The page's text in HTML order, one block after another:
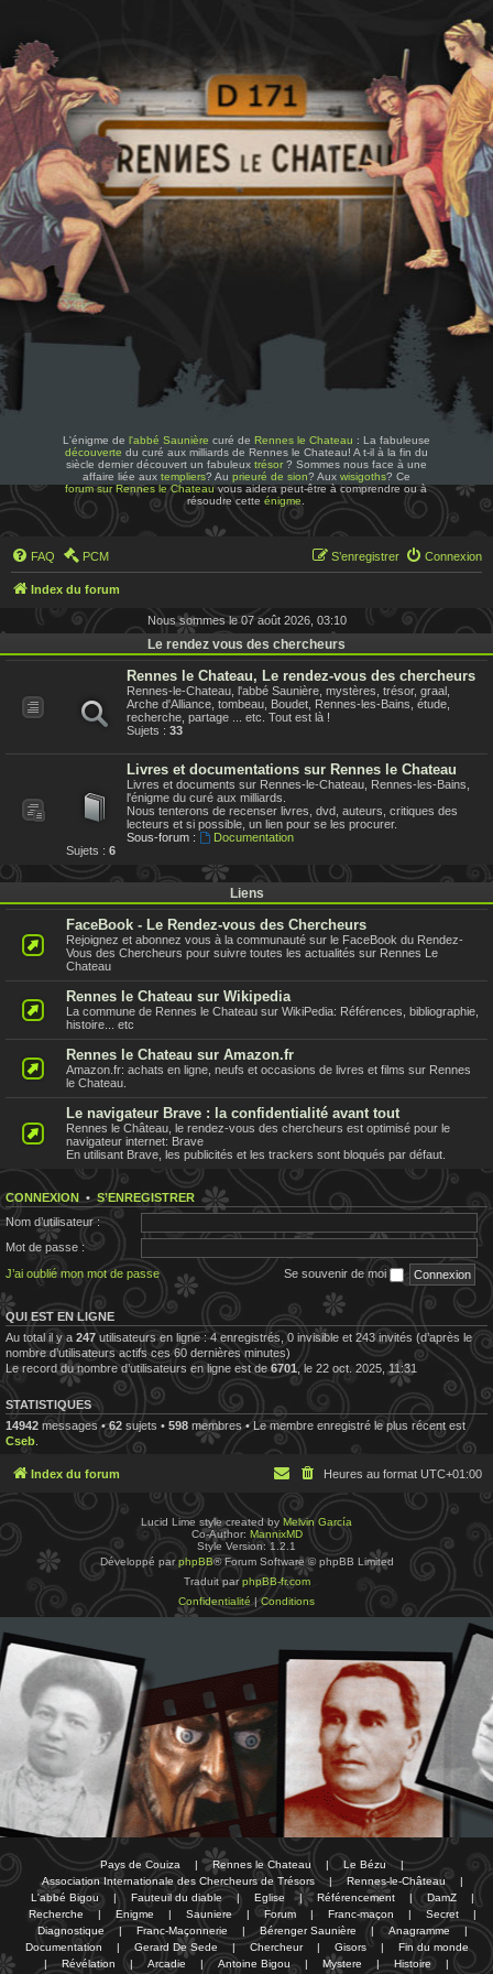
L'énigme de l'abbé Saunière curé de Rennes le Chateau : La fabuleuse
découverte du curé aux milliards de Rennes le Chateau! A t-il à la fin du
siècle dernier découvert un fabuleux trésor? Sommes nous face à une
affaire liée aux templiers? Au prieuré de sion? Aux wisigoths? Ce
forum sur Rennes le Chateauvous aidera peut-être à comprendre ou à
résoudre cetteénigme
FAQ PCM Connexion
S’enregistrer
Index du forum
Nous sommes le 07 août 2026, 03:10
Le rendez vous des chercheurs
Rennes le Chateau, Le rendez-vous des chercheurs
Rennes-le-Chateau, l'abbé Saunière, mystères, trésor, graal,
Arche d'Alliance, tombeau, Boudet, Rennes-les-Bains, étude,
recherche, partage ... etc. Tout est là !
Sujets : 33
Livres et documentations sur Rennes le Chateau
Livres et documents sur Rennes-le-Chateau, Rennes-les-Bains,
l'énigme du curé aux milliards.
Nous tenterons de recenser livres, dvd, auteurs, critiques des
lecteurs et si possible, un lien pour se les procurer.
Sous-forum :
Documentation
Sujets : 6
Liens
FaceBook - Le Rendez-vous des Chercheurs
Rejoignez et abonnez vous à la communauté sur le FaceBook du Rendez-
Vous des Chercheurs pour suivre toutes les actualités sur Rennes Le
Chateau
Rennes le Chateau sur Wikipedia
La commune de Rennes le Chateau sur WikiPedia: Références, bibliographie,
histoire... etc
Rennes le Chateau sur Amazon.fr
Amazon.fr: achats en ligne, neufs et occasions de livres et films sur Rennes
le Chateau.
Le navigateur Brave : la confidentialité avant tout
Rennes le Château, le rendez-vous des chercheurs est optimisé pour le
navigateur internet: Brave
En utilisant Brave, les publicités et les trackers sont bloqués par défaut.
CONNEXION •S’ENREGISTRER
Nom d’utilisateur :
Mot de passe :
J’ai oublié mon mot de passe
Se souvenir de moi
QUI EST EN LIGNE
Au total il y a 247utilisateurs en ligne : 4 enregistrés, 0 invisible et 243 invités (d’après le
nombre d’utilisateurs actifs ces 60 dernières minutes)
Le record du nombre d’utilisateurs en ligne est de6701, le 22 oct. 2025, 11:31
STATISTIQUES
14942 messages •62 sujets • 598 membres • Le membre enregistré le plus récent est
Cseb
Index du forum Heures au format UTC+01:00
Lucid Lime style created by Melvin García
Co-Author: MannixMD
Style Version: 1.2.1
Développé parphpBB® Forum Software © phpBB Limited
Traduit parphpBB-fr.com
Confidentialité |Conditions
Pays de Couiza | Rennes le Chateau | Le Bézu
|
Association Internationale des Chercheurs de Trésors
| Rennes-le-Château
|
L'abbé Bigou
| Fauteuil du diable | Eglise | Référencement | DamZ
|
Recherche
| Enigme | Sauniere | Forum | Franc-maçon | Secret
|
Diagnostique
| Franc-Maçonnerie | Bérenger Saunière | Anagramme
|
Documentation
| Gerard De Sede | Chercheur | Gisors |
Fin du monde
|
Révélation | Arcadie | Antoine Bigou | Mystere | Histoire |